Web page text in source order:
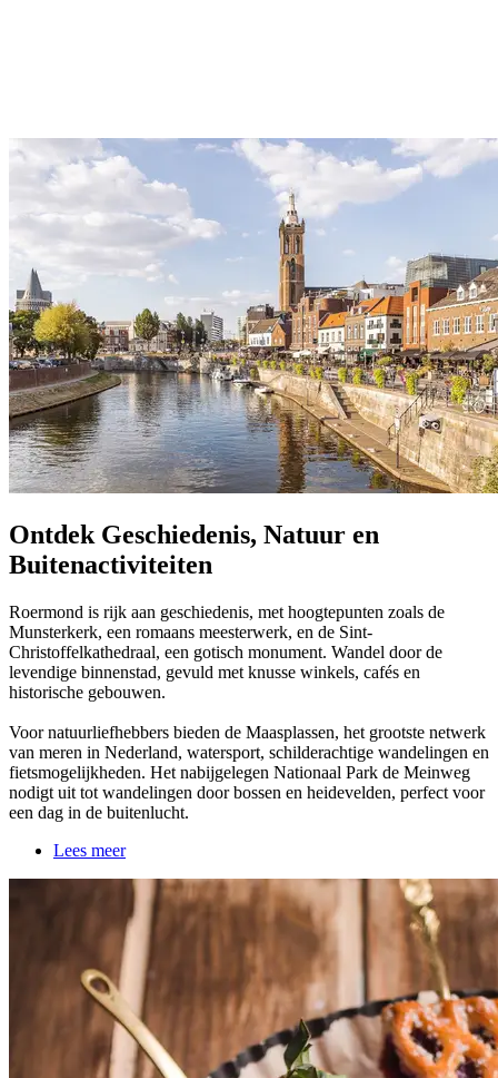
Ontdek Geschiedenis, Natuur en
Buitenactiviteiten
Roermond is rijk aan geschiedenis, met hoogtepunten zoals de
Munsterkerk, een romaans meesterwerk, en de Sint-
Christoffelkathedraal, een gotisch monument. Wandel door de
levendige binnenstad, gevuld met knusse winkels, cafés en
historische gebouwen.
Voor natuurliefhebbers bieden de Maasplassen, het grootste netwerk
van meren in Nederland, watersport, schilderachtige wandelingen en
fietsmogelijkheden. Het nabijgelegen Nationaal Park de Meinweg
nodigt uit tot wandelingen door bossen en heidevelden, perfect voor
een dag in de buitenlucht.
Lees meer